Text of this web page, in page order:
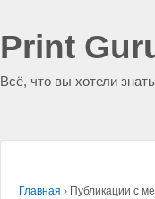
Print
Всё, что вы хотели
Главная › Публикации с